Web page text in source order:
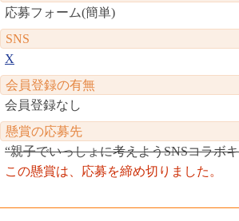
応募フォーム(簡単)
SNS
X
会員登録の有無
会員登録なし
懸賞の応募先
“親子でいっしょに考えようSNSコラボ
この懸賞は、応募を締め切りました。